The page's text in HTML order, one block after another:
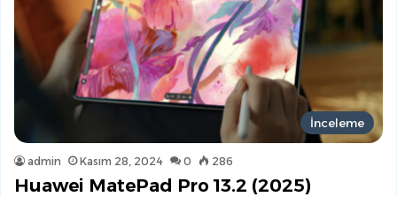
İnceleme
admin Kasım 28, 2024 0 286
Huawei MatePad Pro 13.2 (2025)